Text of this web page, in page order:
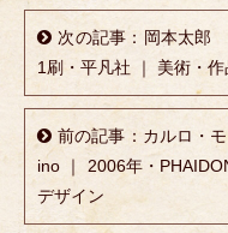
次の記事：岡本太郎
1刷・平凡社 ｜ 美術・作
前の記事：カルロ・
ino ｜ 2006年・
デザイン